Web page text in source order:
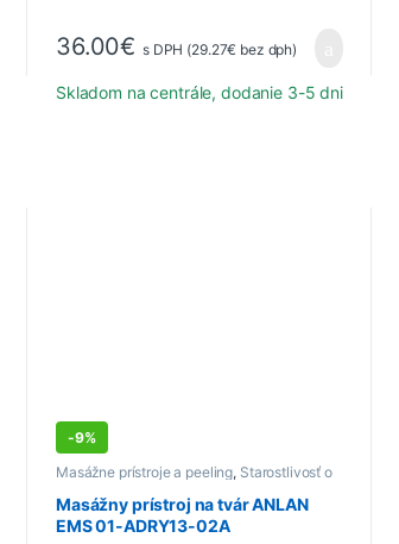
36.00€ s DPH (29.27€ bez dph)
Skladom na centrále, dodanie 3-5 dni
-9%
Masážne prístroje a peeling, Starostlivosť o
Masážny prístroj na tvár ANLAN
EMS 01-ADRY13-02A